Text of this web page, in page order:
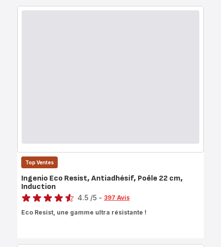
Top Ventes
Ingenio Eco Resist, Antiadhésif, Poêle 22 cm,
Induction
Note
4.5 /5 - 397 Avis
Eco Resist, une gamme ultra résistante !